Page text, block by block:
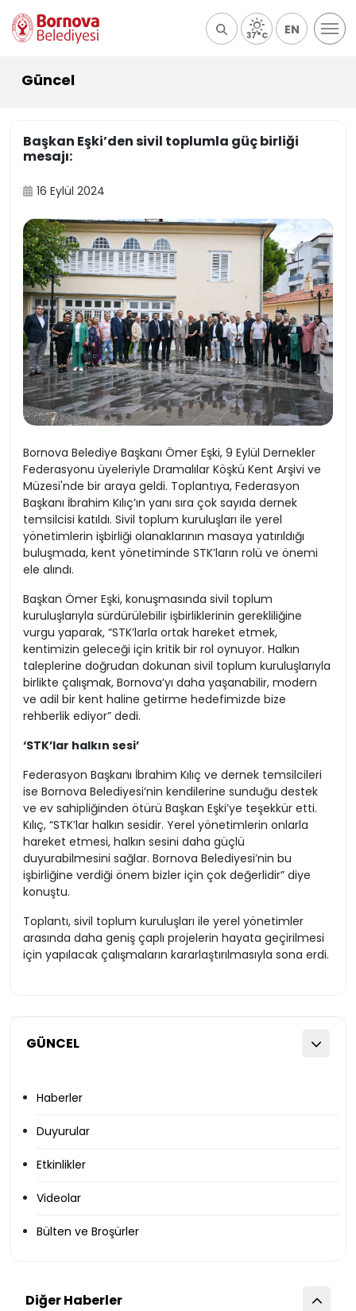
37°C EN
Güncel
GÜNCEL
Haberler
Duyurular
Etkinlikler
Videolar
Bülten ve Broşürler
Başkan Eşki’den sivil toplumla güç birliği
mesajı:
16 Eylül 2024
Bornova Belediye Başkanı Ömer Eşki, 9 Eylül Dernekler
Federasyonu üyeleriyle Dramalılar Köşkü Kent Arşivi ve
Müzesi'nde bir araya geldi. Toplantıya, Federasyon
Başkanı İbrahim Kılıç’ın yanı sıra çok sayıda dernek
temsilcisi katıldı. Sivil toplum kuruluşları ile yerel
yönetimlerin işbirliği olanaklarının masaya yatırıldığı
buluşmada, kent yönetiminde STK’ların rolü ve önemi
ele alındı.
Başkan Ömer Eşki, konuşmasında sivil toplum
kuruluşlarıyla sürdürülebilir işbirliklerinin gerekliliğine
vurgu yaparak, “STK’larla ortak hareket etmek,
kentimizin geleceği için kritik bir rol oynuyor. Halkın
taleplerine doğrudan dokunan sivil toplum kuruluşlarıyla
birlikte çalışmak, Bornova’yı daha yaşanabilir, modern
ve adil bir kent haline getirme hedefimizde bize
rehberlik ediyor” dedi.
‘STK’lar halkın sesi’
Federasyon Başkanı İbrahim Kılıç ve dernek temsilcileri
ise Bornova Belediyesi’nin kendilerine sunduğu destek
ve ev sahipliğinden ötürü Başkan Eşki’ye teşekkür etti.
Kılıç, “STK’lar halkın sesidir. Yerel yönetimlerin onlarla
hareket etmesi, halkın sesini daha güçlü
duyurabilmesini sağlar. Bornova Belediyesi’nin bu
işbirliğine verdiği önem bizler için çok değerlidir” diye
konuştu.
Toplantı, sivil toplum kuruluşları ile yerel yönetimler
arasında daha geniş çaplı projelerin hayata geçirilmesi
için yapılacak çalışmaların kararlaştırılmasıyla sona erdi.
Diğer Haberler